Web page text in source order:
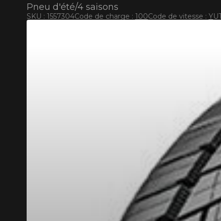
Pneu d'été/4 saisons
SKU : 1557304Code de charge : 100Code de vitesse : Y